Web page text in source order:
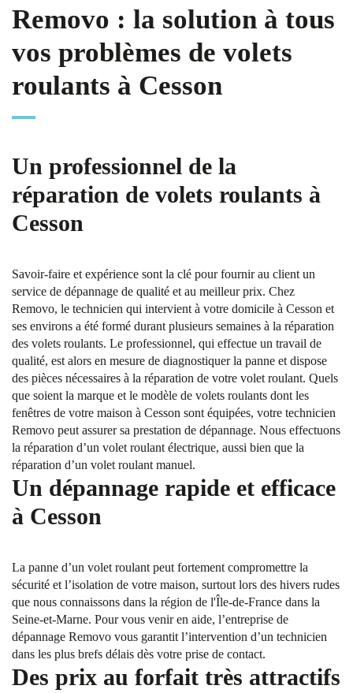
Removo : la solution à tous
vos problèmes de volets
roulants à Cesson
Un professionnel de la
réparation de volets roulants à
Cesson
Savoir-faire et expérience sont la clé pour fournir au client un
service de dépannage de qualité et au meilleur prix. Chez
Removo, le technicien qui intervient à votre domicile à Cesson et
ses environs a été formé durant plusieurs semaines à la réparation
des volets roulants. Le professionnel, qui effectue un travail de
qualité, est alors en mesure de diagnostiquer la panne et dispose
des pièces nécessaires à la réparation de votre volet roulant. Quels
que soient la marque et le modèle de volets roulants dont les
fenêtres de votre maison à Cesson sont équipées, votre technicien
Removo peut assurer sa prestation de dépannage. Nous effectuons
la réparation d’un volet roulant électrique, aussi bien que la
réparation d’un volet roulant manuel.
Un dépannage rapide et efficace
à Cesson
La panne d’un volet roulant peut fortement compromettre la
sécurité et l’isolation de votre maison, surtout lors des hivers rudes
que nous connaissons dans la région de l'Île-de-France dans la
Seine-et-Marne. Pour vous venir en aide, l’entreprise de
dépannage Removo vous garantit l’intervention d’un technicien
dans les plus brefs délais dès votre prise de contact.
Des prix au forfait très attractifs